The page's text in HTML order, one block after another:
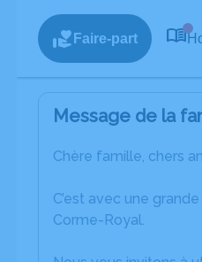
Faire-part
Message de la
Chère famille, chers
C’est avec une
Corme-Royal.